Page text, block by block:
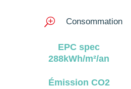
T Consommation
EPC spec
288kWh/m²/an
Émission CO2